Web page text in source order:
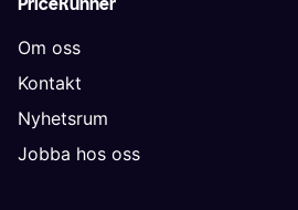
Om oss
Kontakt
Nyhetsrum
Jobba hos oss